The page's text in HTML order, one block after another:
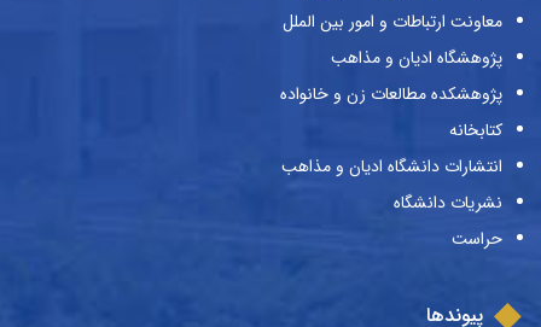
معاونت ارتباطات و امور بین الملل
پژوهشگاه ادیان و مذاهب
پژوهشکده مطالعات زن و خانواده
کتابخانه
انتشارات دانشگاه ادیان و مذاهب
نشریات دانشگاه
حراست
پیوندها